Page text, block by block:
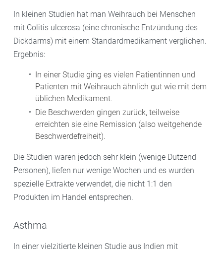
In kleinen Studien hat man Weihrauch bei Menschen
mit Colitis ulcerosa (eine chronische Entzündung des
Dickdarms) mit einem Standardmedikament verglichen.
Ergebnis:
In einer Studie ging es vielen Patientinnen und
Patienten mit Weihrauch ähnlich gut wie mit dem
üblichen Medikament.
Die Beschwerden gingen zurück, teilweise
erreichten sie eine Remission (also weitgehende
Beschwerdefreiheit).
Die Studien waren jedoch sehr klein (wenige Dutzend
Personen), liefen nur wenige Wochen und es wurden
spezielle Extrakte verwendet, die nicht 1:1 den
Produkten im Handel entsprechen.
Asthma
In einer vielzitierte kleinen Studie aus Indien mit